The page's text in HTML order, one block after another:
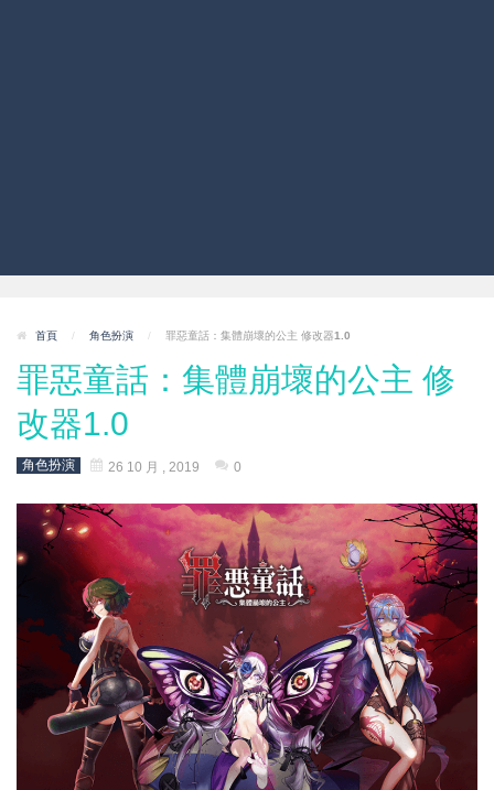
首頁 / 角色扮演 / 罪惡童話：集體崩壞的公主 修改器1.0
罪惡童話：集體崩壞的公主 修
改器1.0
角色扮演 26 10 月 , 2019 0